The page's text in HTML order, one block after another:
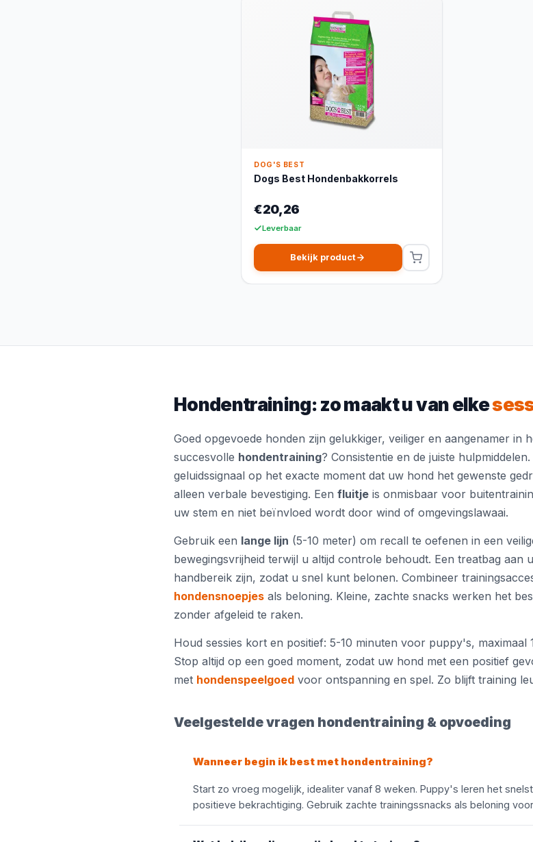
DOG'S BEST
Dogs Best Hondenbakkorrels
€20,26
Leverbaar
Bekijk product
Hondentraining: zo maakt u van elke
Goed opgevoede honden zijn gelukkiger, veiliger en aangenamer in
succesvolle hondentraining? Consistentie en de juiste hulpmiddelen.
geluidssignaal op het exacte moment dat uw hond het gewenste
alleen verbale bevestiging. Een fluitje is onmisbaar voor
uw stem en niet beïnvloed wordt door wind of omgevingslawaai.
Gebruik een lange lijn (5-10 meter) om recall te oefenen in een
bewegingsvrijheid terwijl u altijd controle behoudt. Een treatbag aan
handbereik zijn, zodat u snel kunt belonen. Combineer
hondensnoepjes als beloning. Kleine, zachte snacks werken het
zonder afgeleid te raken.
Houd sessies kort en positief: 5-10 minuten voor puppy's,
Stop altijd op een goed moment, zodat uw hond met een positief
met hondenspeelgoed voor ontspanning en spel. Zo blijft training
Veelgestelde vragen hondentraining & opvoeding
Wanneer begin ik best met hondentraining?
Start zo vroeg mogelijk, idealiter vanaf 8 weken. Puppy's leren het
positieve bekrachtiging. Gebruik zachte trainingssnacks als beloning